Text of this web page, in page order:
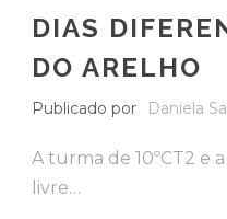
DIAS
DO ARELHO
Publicado por Daniela
A turma de 10ºCT2 e
livre…